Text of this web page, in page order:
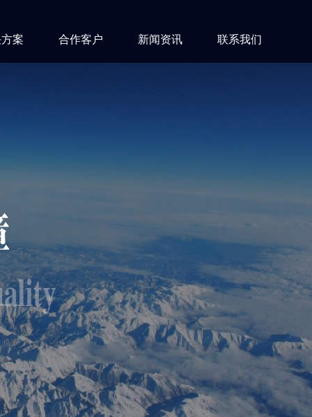
案 合作客户 新闻资讯 联系我们